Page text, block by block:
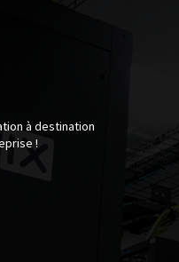
à destination
!